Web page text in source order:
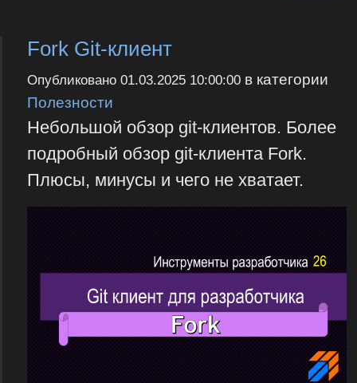
Fork Git-клиент
Опубликовано 01.03.2025 10:00:00в категории
Полезности
Небольшой обзор git-клиентов. Более
подробный обзор git-клиента Fork.
Плюсы, минусы и чего не хватает.